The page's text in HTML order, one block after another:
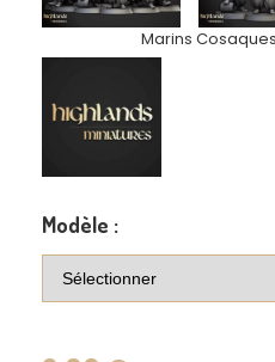
Marins
Modèle :